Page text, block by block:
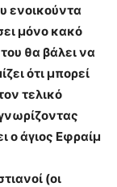
ενοικούντα
μόνο κακό
θα βάλει να
ότι μπορεί
τελικό
ο άγιος Εφραίμ
(οι